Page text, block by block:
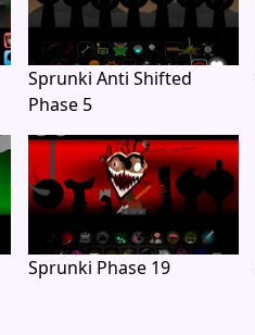
Sprunki Anti Shifted
Phase 5
Sprunki Phase 19